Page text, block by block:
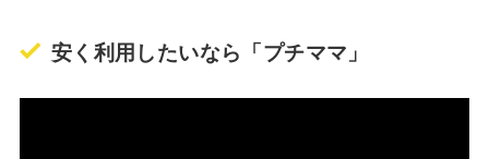
安く利用したいなら「プチママ」